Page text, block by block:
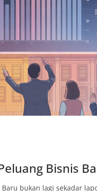
Bisnis
bukan lagi sekadar